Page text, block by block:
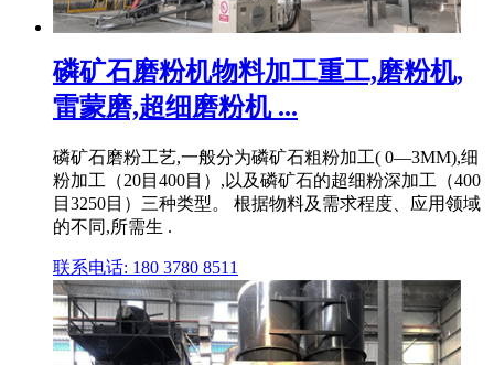
磷矿石磨粉机物料加工重工,磨粉机,
雷蒙磨,超细磨粉机 ...
磷矿石磨粉工艺,一般分为磷矿石粗粉加工( 0—3MM),细
粉加工（20目400目）,以及磷矿石的超细粉深加工（400
目3250目）三种类型。 根据物料及需求程度、应用领域
的不同,所需生 .
联系电话: 180 3780 8511